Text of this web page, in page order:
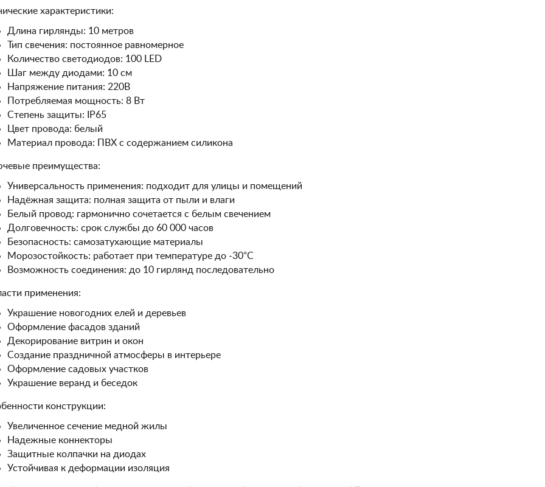
характеристики:
Длина гирлянды: 10 метров
Тип свечения: постоянное равномерное
Количество светодиодов: 100 LED
Шаг между диодами: 10 см
Напряжение питания: 220В
Потребляемая мощность: 8 Вт
Степень защиты: IP65
Цвет провода: белый
Материал провода: ПВХ с содержанием силикона
преимущества:
Универсальность применения: подходит для улицы и помещений
Надёжная защита: полная защита от пыли и влаги
Белый провод: гармонично сочетается с белым свечением
Долговечность: срок службы до 60 000 часов
Безопасность: самозатухающие материалы
Морозостойкость: работает при температуре до -30°C
Возможность соединения: до 10 гирлянд последовательно
применения:
Украшение новогодних елей и деревьев
Оформление фасадов зданий
Декорирование витрин и окон
Создание праздничной атмосферы в интерьере
Оформление садовых участков
Украшение веранд и беседок
конструкции:
Увеличенное сечение медной жилы
Надежные коннекторы
Защитные колпачки на диодах
Устойчивая к деформации изоляция